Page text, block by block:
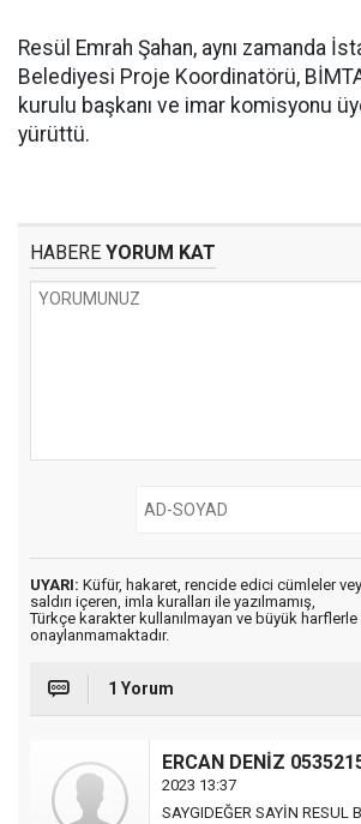
Resül Emrah Şahan, aynı zamanda
Belediyesi Proje Koordinatörü,
kurulu başkanı ve imar komisyonu
yürüttü.
HABERE YORUM KAT
UYARI: Küfür, hakaret, rencide edici cümleler
saldırı içeren, imla kuralları ile yazılmamış,
Türkçe karakter kullanılmayan ve büyük harflerle
onaylanmamaktadır.
1 Yorum
ERCAN DENİZ
2023 13:37
SAYGIDEĞER SAYİN RESUL